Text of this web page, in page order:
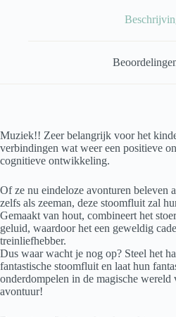
Muziek!! Zeer belangrijk voor het
verbindingen wat weer een positieve
cognitieve ontwikkeling.
Of ze nu eindeloze avonturen beleven
zelfs als zeeman, deze stoomfluit zal
Gemaakt van hout, combineert het
geluid, waardoor het een geweldig
treinliefhebber.
Dus waar wacht je nog op? Steel het
fantastische stoomfluit en laat hun
onderdompelen in de magische wereld
avontuur!